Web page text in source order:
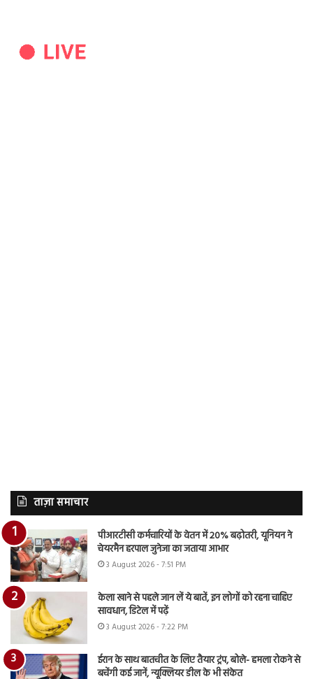
ताज़ा समाचार
पीआरटीसी कर्मचारियों के वेतन में 20% बढ़ोतरी, यूनियन ने
चेयरमैन हरपाल जुनेजा का जताया आभार
3 August 2026 - 7:51 PM
केला खाने से पहले जान लें ये बातें, इन लोगों को रहना चाहिए
सावधान, डिटेल में पढ़ें
3 August 2026 - 7:22 PM
ईरान के साथ बातचीत के लिए तैयार ट्रंप, बोले- हमला रोकने से
बचेंगी कई जानें, न्यूक्लियर डील के भी संकेत